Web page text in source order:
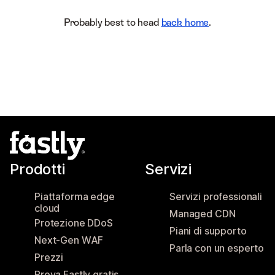
Probably best to head back home.
Prodotti
Piattaforma edge
cloud
Protezione DDoS
Next-Gen WAF
Prezzi
Servizi
Servizi professionali
Managed CDN
Piani di supporto
Parla con un esperto